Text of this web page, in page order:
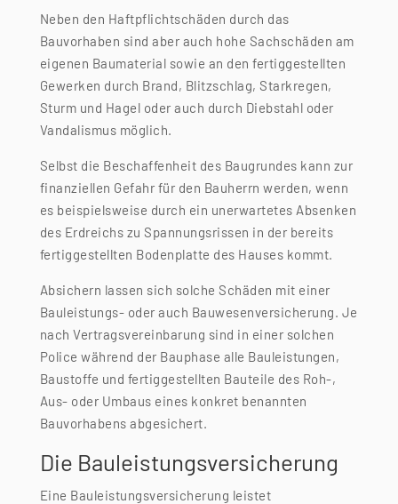
Neben den Haftpflichtschäden durch das
Bauvorhaben sind aber auch hohe Sachschäden am
eigenen Baumaterial sowie an den fertiggestellten
Gewerken durch Brand, Blitzschlag, Starkregen,
Sturm und Hagel oder auch durch Diebstahl oder
Vandalismus möglich.
Selbst die Beschaffenheit des Baugrundes kann zur
finanziellen Gefahr für den Bauherrn werden, wenn
es beispielsweise durch ein unerwartetes Absenken
des Erdreichs zu Spannungsrissen in der bereits
fertiggestellten Bodenplatte des Hauses kommt.
Absichern lassen sich solche Schäden mit einer
Bauleistungs- oder auch Bauwesenversicherung. Je
nach Vertragsvereinbarung sind in einer solchen
Police während der Bauphase alle Bauleistungen,
Baustoffe und fertiggestellten Bauteile des Roh-,
Aus- oder Umbaus eines konkret benannten
Bauvorhabens abgesichert.
Die Bauleistungsversicherung
Eine Bauleistungsversicherung leistet